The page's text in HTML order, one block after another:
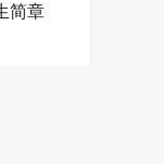
简章